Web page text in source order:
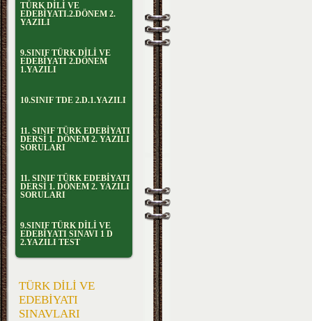
TÜRK DİLİ VE
EDEBİYATI.2.DÖNEM 2.
YAZILI
9.SINIF TÜRK DİLİ VE
EDEBİYATI 2.DÖNEM
1.YAZILI
10.SINIF TDE 2.D.1.YAZILI
11. SINIF TÜRK EDEBİYATI
DERSİ 1. DÖNEM 2. YAZILI
SORULARI
11. SINIF TÜRK EDEBİYATI
DERSİ 1. DÖNEM 2. YAZILI
SORULARI
9.SINIF TÜRK DİLİ VE
EDEBİYATI SINAVI 1 D
2.YAZILI TEST
TÜRK DİLİ VE
EDEBİYATI
SINAVLARI